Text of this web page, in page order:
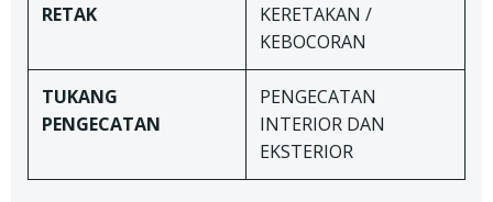
RETAK
KERETAKAN /
KEBOCORAN
TUKANG
PENGECATAN
PENGECATAN
INTERIOR DAN
EKSTERIOR